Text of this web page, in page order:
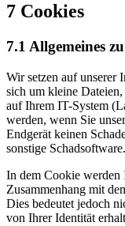
7 Cookies
7.1 Allgemeines
Wir setzen auf unserer
sich um kleine
auf Ihrem IT-System
werden, wenn Sie
Endgerät keinen
sonstige Schadsoftware.
In dem Cookie werden
Zusammenhang mit
Dies bedeutet jedoch
von Ihrer Identität